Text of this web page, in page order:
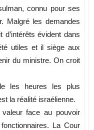
connu pour ses
Malgré les demandes
évident dans
utiles et il siège aux
du ministre. On croit
les heures les plus
la réalité israélienne.
face au pouvoir
La Cour